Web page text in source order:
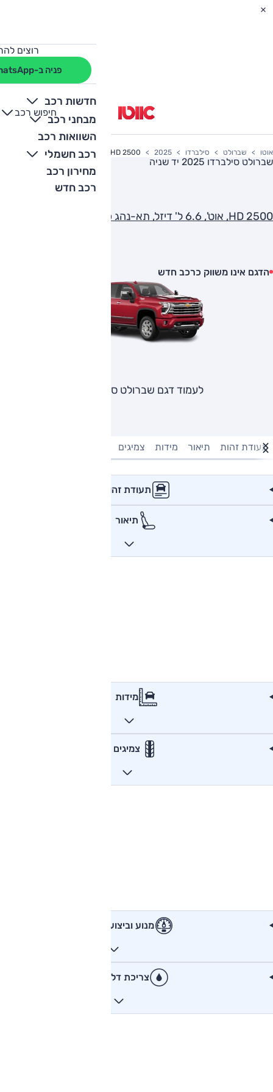
רוצים
פניה ב-WhatsApp
חדשות רכב
מבחני רכב
השוואות רכב
רכב חשמלי
מחירון רכב
רכב חדש
חיפוש רכב
+
-
אוטו שברולט סילברדו 2025 HD 2500, אוט', 6.6 ל' דיזל, תא-נהג כפול, 6 מק', LT, 4x4
שברולט סילברדו 2025 יד שניה
HD 2500, אוט', 6.6 ל' דיזל, תא-נהג כפול, 6 מק', LT, 4x4
הדגם אינו משווק כרכב חדש
לעמוד דגם שברולט סילברדו
תעודת זהות תיאור מידות צמיגים
תעודת זהות
תיאור
מידות
צמיגים
מנוע וביצועים
צריכת דלק